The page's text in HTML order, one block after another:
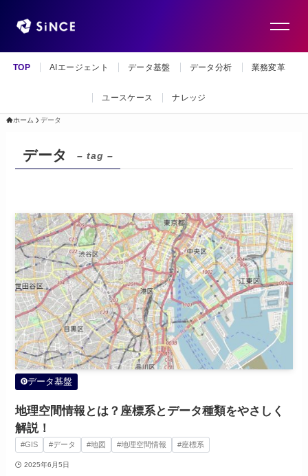
TOP AIエージェント データ基盤 データ分析 業務変革
ユースケース ナレッジ
ホーム データ
データ – tag –
データ基盤
地理空間情報とは？座標系とデータ種類をやさしく
解説！
#GIS #データ #地図 #地理空間情報 #座標系
2025年6月5日